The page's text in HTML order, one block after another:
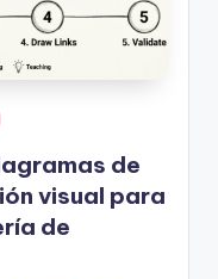
de
visual para
de